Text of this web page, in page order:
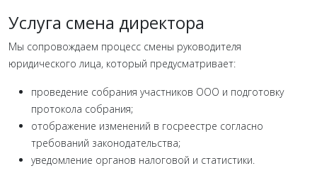
Услуга смена директора
Мы сопровождаем процесс смены руководителя
юридического лица, который предусматривает:
проведение собрания участников ООО и подготовку
протокола собрания;
отображение изменений в госреестре согласно
требований законодательства;
уведомление органов налоговой и статистики.